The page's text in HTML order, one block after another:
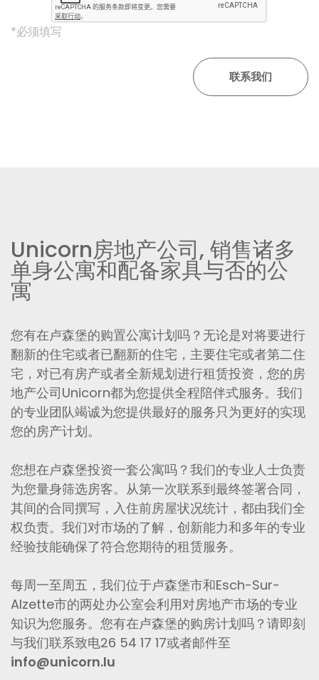
*必须填写
Unicorn房地产公司, 销售诸多
单身公寓和配备家具与否的公
寓
您有在卢森堡的购置公寓计划吗？无论是对将要进行
翻新的住宅或者已翻新的住宅，主要住宅或者第二住
宅，对已有房产或者全新规划进行租赁投资，您的房
地产公司Unicorn都为您提供全程陪伴式服务。我们
的专业团队竭诚为您提供最好的服务只为更好的实现
您的房产计划。
您想在卢森堡投资一套公寓吗？我们的专业人士负责
为您量身筛选房客。从第一次联系到最终签署合同，
其间的合同撰写，入住前房屋状况统计，都由我们全
权负责。我们对市场的了解，创新能力和多年的专业
经验技能确保了符合您期待的租赁服务。
每周一至周五，我们位于卢森堡市和Esch-Sur-
Alzette市的两处办公室会利用对房地产市场的专业
知识为您服务。您有在卢森堡的购房计划吗？请即刻
与我们联系致电26 54 17 17或者邮件至
info@unicorn.lu